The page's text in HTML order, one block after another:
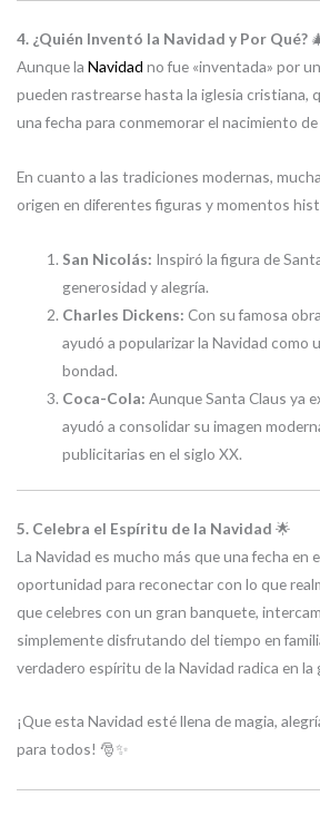
4. ¿Quién Inventó la Navidad y Por Qué?
Aunque la Navidad no fue «inventada» por
pueden rastrearse hasta la iglesia cristiana,
una fecha para conmemorar el nacimiento de
En cuanto a las tradiciones modernas,
origen en diferentes figuras y momentos
San Nicolás: Inspiró la figura de
generosidad y alegría.
Charles Dickens: Con su famosa obra
ayudó a popularizar la Navidad como
bondad.
Coca-Cola: Aunque Santa Claus ya
ayudó a consolidar su imagen
publicitarias en el siglo XX.
5. Celebra el Espíritu de la Navidad 🌟
La Navidad es mucho más que una fecha en
oportunidad para reconectar con lo que
que celebres con un gran banquete,
simplemente disfrutando del tiempo en
verdadero espíritu de la Navidad radica en la
¡Que esta Navidad esté llena de magia,
para todos! 🎅✨